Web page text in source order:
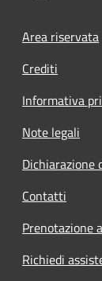
Footer
Area riservata
Crediti
Informativa
Note legali
Dichiarazione
Contatti
Prenotazione
Richiedi